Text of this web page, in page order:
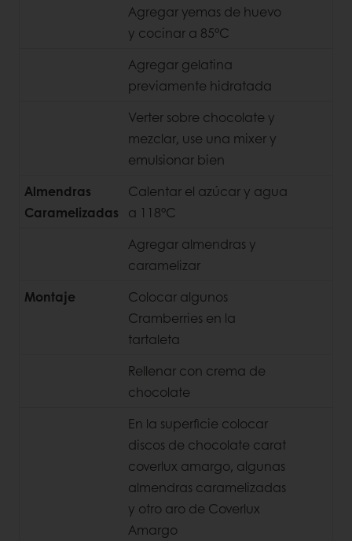
Agregar yemas de huevo
y cocinar a 85°C
Agregar gelatina
previamente hidratada
Verter sobre chocolate y
mezclar, use una mixer y
emulsionar bien
Almendras
Caramelizadas
Calentar el azúcar y agua
a 118°C
Agregar almendras y
caramelizar
Montaje
Colocar algunos
Cramberries en la
tartaleta
Rellenar con crema de
chocolate
En la superficie colocar
discos de chocolate carat
coverlux amargo, algunas
almendras caramelizadas
y otro aro de Coverlux
Amargo